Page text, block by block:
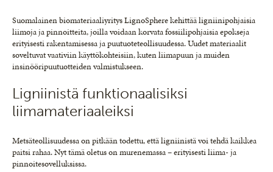
Suomalainen biomateriaaliyritys LignoSphere kehittää ligniinipohjaisia
liimoja ja pinnoitteita, joilla voidaan korvata fossiilipohjaisia epokseja
erityisesti rakentamisessa ja puutuoteteollisuudessa. Uudet materiaalit
soveltuvat vaativiin käyttökohteisiin, kuten liimapuun ja muiden
insinööripuutuotteiden valmistukseen.
Ligniinistä funktionaalisiksi
liimamateriaaleiksi
Metsäteollisuudessa on pitkään todettu, että ligniinistä voi tehdä kaikkea
paitsi rahaa. Nyt tämä oletus on murenemassa – erityisesti liima- ja
pinnoitesovelluksissa.